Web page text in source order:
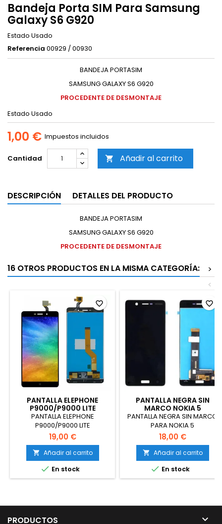
Bandeja Porta SIM Para Samsung
Galaxy S6 G920
Estado Usado
Referencia 00929 / 00930
BANDEJA PORTASIM
SAMSUNG GALAXY S6 G920
PROCEDENTE DE DESMONTAJE
Estado Usado
1,00 € Impuestos incluidos
Cantidad  Añadir al carrito
DESCRIPCIÓN DETALLES DEL PRODUCTO
BANDEJA PORTASIM
SAMSUNG GALAXY S6 G920
PROCEDENTE DE DESMONTAJE
16 OTROS PRODUCTOS EN LA MISMA CATEGORÍA:
>
<
PANTALLA ELEPHONE
P9000/P9000 LITE
PANTALLA ELEPHONE
P9000/P9000 LITE
19,00 €
 Añadir al carrito
 En stock
favorite_border
PANTALLA NEGRA SIN
MARCO NOKIA 5
PANTALLA NEGRA SIN MARCO
PARA NOKIA 5
18,00 €
 Añadir al carrito
 En stock
favorite_border
PRODUCTOS 